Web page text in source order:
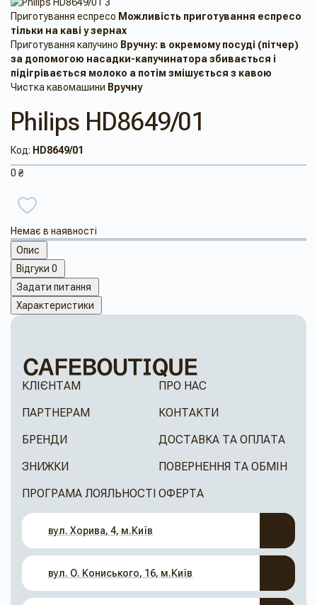
Приготування еспресо Можливість приготування еспресо
тільки на каві у зернах
Приготування капучино Вручну: в ​​окремому посуді (пітчер)
за допомогою насадки-капучинатора збивається і
підігрівається молоко а потім змішується з кавою
Чистка кавомашини Вручну
Philips HD8649/01
Код: HD8649/01
0 ₴
Немає в наявності
Опис
Відгуки 0
Задати питання
Характеристики
КЛІЄНТАМ
ПАРТНЕРАМ
БРЕНДИ
ЗНИЖКИ
ПРОГРАМА ЛОЯЛЬНОСТІ
ПРО НАС
КОНТАКТИ
ДОСТАВКА ТА ОПЛАТА
ПОВЕРНЕННЯ ТА ОБМІН
ОФЕРТА
вул. Хорива, 4, м.Київ
вул. О. Кониського, 16, м.Київ